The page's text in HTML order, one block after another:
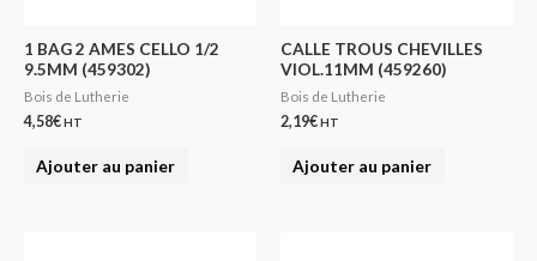
1 BAG 2 AMES CELLO 1/2
9.5MM (459302)
Bois de Lutherie
4,58€HT
Ajouter au panier
CALLE TROUS CHEVILLES
VIOL.11MM (459260)
Bois de Lutherie
2,19€HT
Ajouter au panier